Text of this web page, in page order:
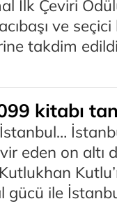
İlk Çeviri
ve
takdim
kitabı
eden on altı
gücü ile